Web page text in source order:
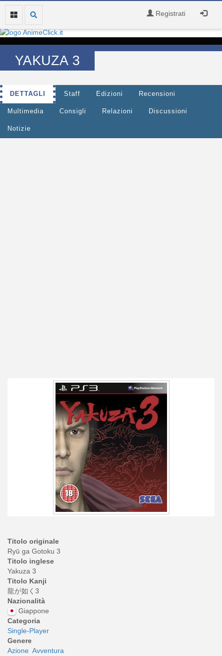
Registrati
YAKUZA 3
DETTAGLI Staff Edizioni Recensioni
Multimedia Consigli Relazioni Discussioni
Notizie
Titolo originale
Ryū ga Gotoku 3
Titolo inglese
Yakuza 3
Titolo Kanji
龍が如く3
Nazionalità
Giappone
Categoria
Single-Player
Genere
Azione Avventura